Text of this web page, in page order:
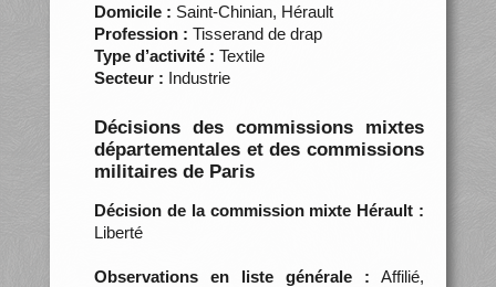
Domicile : Saint-Chinian, Hérault
Profession : Tisserand de drap
Type d’activité : Textile
Secteur : Industrie
Décisions des commissions mixtes
départementales et des commissions
militaires de Paris
Décision de la commission mixte Hérault :
Liberté
Observations en liste générale : Affilié,